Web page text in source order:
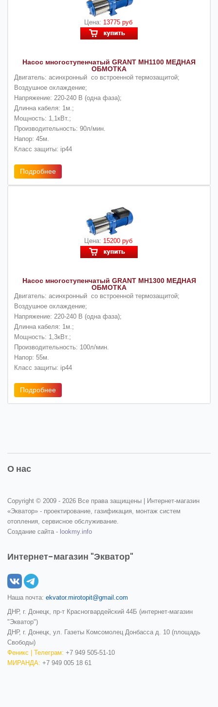
Цена: 13775 руб
Насос многоступенчатый GRANT MH1100 МЕДНАЯ
ОБМОТКА
Двигатель: асинхронный со встроенной термозащитой;
Воздушное охлаждение;
Напряжение: 220-240 В (одна фаза);
Длинна кабеля: 1м.;
Мощность: 1,1кВт.;
Производительность: 90л/мин.
Напор: 45м.
Класс защиты: ip44
Подробнее
Цена: 15200 руб
Насос многоступенчатый GRANT MH1300 МЕДНАЯ
ОБМОТКА
Двигатель: асинхронный со встроенной термозащитой;
Воздушное охлаждение;
Напряжение: 220-240 В (одна фаза);
Длинна кабеля: 1м.;
Мощность: 1,3кВт.;
Производительность: 100л/мин.
Напор: 55м.
Класс защиты: ip44
Подробнее
О нас
Copyright © 2009 - 2026 Все права защищены | Интернет-магазин
«Экватор» - проектирование, газификация, монтаж систем
отопления, сервисное обслуживание.
Создание сайта - lookmy.info
Интернет-магазин "Экватор"
Наша почта: ekvator.mirotopit@gmail.com
ДНР, г. Донецк, пр-т Красногвардейский 44Б (интернет-магазин
"Экватор")
ДНР, г. Донецк, ул. Газеты Комсомолец Донбасса д. 10 (площадь
Свободы)
Феникс | Телеграм: +7 949 505-51-10
МИРАНДА: +7 949 005 18 61